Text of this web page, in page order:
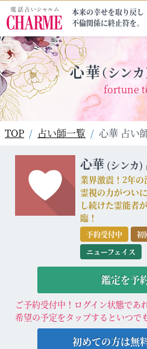
本来の幸せを取り戻し
不倫関係に終止符を。
心華（シンカ
fortune
TOP 占い師一覧 心華 占い
心華 (シンカ)
業界激震！2年
霊視の力がつい
し続けた霊能者
臨！
予約受付中
初
ニューフェイス
鑑定を予
ご予約受付中！ログイン状態であ
希望の予定をタップするといつで
初めての方は無